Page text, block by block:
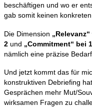
beschäftigen und wo er
gab somit keinen
Die Dimension „Relevanz“
2 und „Commitment“ bei 1
nämlich eine präzise
Und jetzt kommt das für
konstruktiven Debriefing
Gesprächen mehr Mut/
wirksamen Fragen zu